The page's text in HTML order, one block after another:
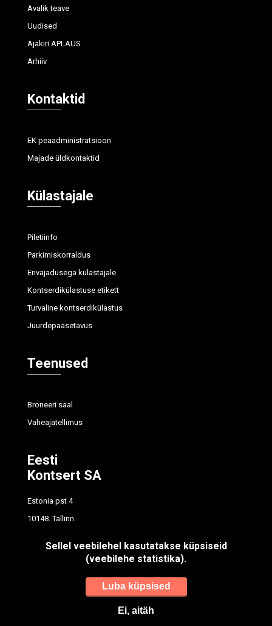
Avalik teave
Uudised
Ajakiri APLAUS
Arhiiv
Kontaktid
EK peaadministratsioon
Majade üldkontaktid
Külastajale
Piletiinfo
Parkimiskorraldus
Erivajadusega külastajale
Kontserdikülastuse etikett
Turvaline kontserdikülastus
Juurdepääsetavus
Teenused
Broneeri saal
Vaheajatellimus
Eesti
Kontsert SA
Estonia pst 4
10148, Tallinn
Sellel veebilehel kasutatakse küpsiseid
(veebilehe statistika).
Luba küpsised
Ei, aitäh